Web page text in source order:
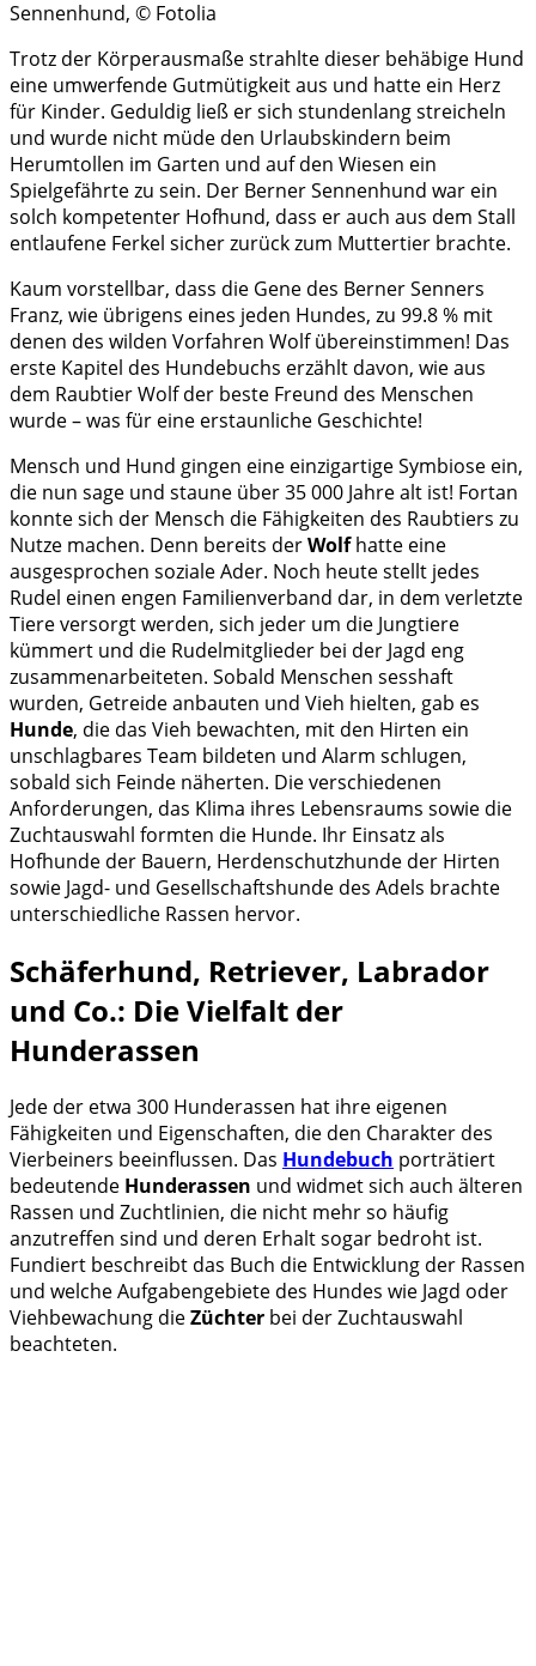
Sennenhund, © Fotolia
Trotz der Körperausmaße strahlte dieser behäbige Hund
eine umwerfende Gutmütigkeit aus und hatte ein Herz
für Kinder. Geduldig ließ er sich stundenlang streicheln
und wurde nicht müde den Urlaubskindern beim
Herumtollen im Garten und auf den Wiesen ein
Spielgefährte zu sein. Der Berner Sennenhund war ein
solch kompetenter Hofhund, dass er auch aus dem Stall
entlaufene Ferkel sicher zurück zum Muttertier brachte.
Kaum vorstellbar, dass die Gene des Berner Senners
Franz, wie übrigens eines jeden Hundes, zu 99.8 % mit
denen des wilden Vorfahren Wolf übereinstimmen! Das
erste Kapitel des Hundebuchs erzählt davon, wie aus
dem Raubtier Wolf der beste Freund des Menschen
wurde – was für eine erstaunliche Geschichte!
Mensch und Hund gingen eine einzigartige Symbiose ein,
die nun sage und staune über 35 000 Jahre alt ist! Fortan
konnte sich der Mensch die Fähigkeiten des Raubtiers zu
Nutze machen. Denn bereits derWolfhatte eine
ausgesprochen soziale Ader. Noch heute stellt jedes
Rudel einen engen Familienverband dar, in dem verletzte
Tiere versorgt werden, sich jeder um die Jungtiere
kümmert und die Rudelmitglieder bei der Jagd eng
zusammenarbeiteten. Sobald Menschen sesshaft
wurden, Getreide anbauten und Vieh hielten, gab es
Hunde, die das Vieh bewachten, mit den Hirten ein
unschlagbares Team bildeten und Alarm schlugen,
sobald sich Feinde näherten. Die verschiedenen
Anforderungen, das Klima ihres Lebensraums sowie die
Zuchtauswahl formten die Hunde. Ihr Einsatz als
Hofhunde der Bauern, Herdenschutzhunde der Hirten
sowie Jagd- und Gesellschaftshunde des Adels brachte
unterschiedliche Rassen hervor.
Schäferhund, Retriever, Labrador
und Co.: Die Vielfalt der
Hunderassen
Jede der etwa 300 Hunderassen hat ihre eigenen
Fähigkeiten und Eigenschaften, die den Charakter des
Vierbeiners beeinflussen. Das Hundebuch porträtiert
bedeutende Hunderassen und widmet sich auch älteren
Rassen und Zuchtlinien, die nicht mehr so häufig
anzutreffen sind und deren Erhalt sogar bedroht ist.
Fundiert beschreibt das Buch die Entwicklung der Rassen
und welche Aufgabengebiete des Hundes wie Jagd oder
Viehbewachung dieZüchter bei der Zuchtauswahl
beachteten.